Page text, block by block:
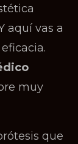
aquí vas a
muy
que